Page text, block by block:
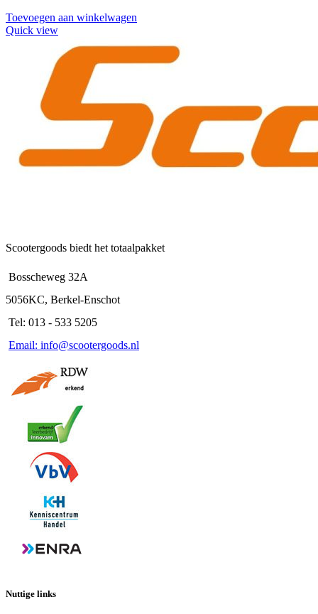
Toevoegen aan winkelwagen
Quick view
Scootergoods biedt het totaalpakket
Bosscheweg 32A
5056KC, Berkel-Enschot
Tel: 013 - 533 5205
Email: info@scootergoods.nl
Nuttige links